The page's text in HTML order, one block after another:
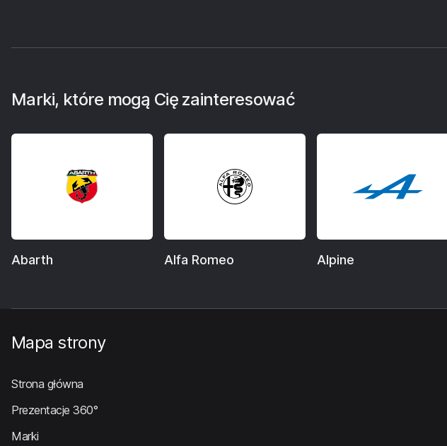
Marki, które mogą Cię zainteresować
Abarth Alfa Romeo Alpine
Mapa strony
Strona główna
Prezentacje 360°
Marki